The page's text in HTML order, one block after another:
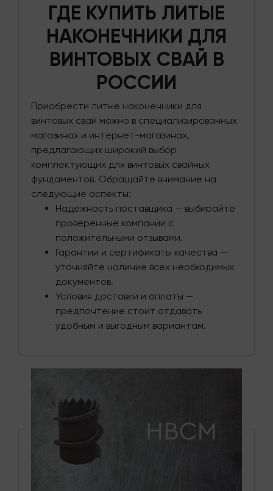
ГДЕ КУПИТЬ ЛИТЫЕ
НАКОНЕЧНИКИ ДЛЯ
ВИНТОВЫХ СВАЙ В
РОССИИ
Приобрести литые наконечники для
винтовых свай можно в специализированных
магазинах и интернет-магазинах,
предлагающих широкий выбор
комплектующих для винтовых свайных
фундаментов. Обращайте внимание на
следующие аспекты:
Надежность поставщика — выбирайте
проверенные компании с
положительными отзывами.
Гарантии и сертификаты качества —
уточняйте наличие всех необходимых
документов.
Условия доставки и оплаты —
предпочтение стоит отдавать
удобным и выгодным вариантам.